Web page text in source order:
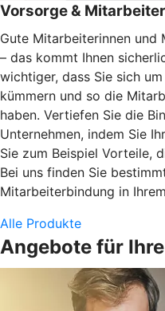
Vorsorge &
Gute Mitarbeiterinnen
– das kommt Ihnen
wichtiger, dass Sie sich
kümmern und so die
haben. Vertiefen Sie die
Unternehmen, indem Sie
Sie zum Beispiel Vorteile,
Bei uns finden Sie
Mitarbeiterbindung in
Alle Produkte
Angebote für